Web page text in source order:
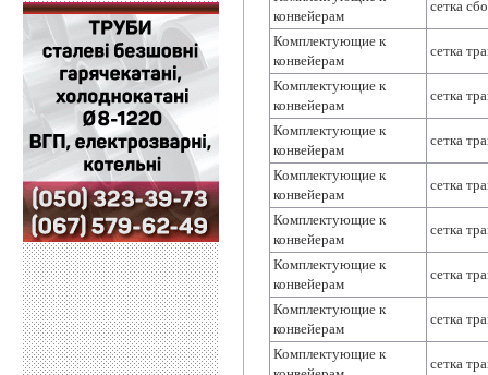
конвейерам
сетка
Комплектующие к
конвейерам
сетка
Комплектующие к
конвейерам
сетка
Комплектующие к
конвейерам
сетка
Комплектующие к
конвейерам
сетка
Комплектующие к
конвейерам
сетка
Комплектующие к
конвейерам
сетка
Комплектующие к
конвейерам
сетка
Комплектующие к
сетка